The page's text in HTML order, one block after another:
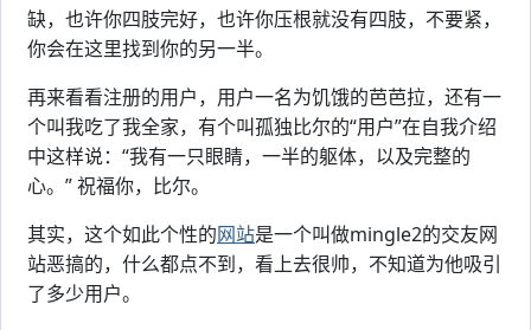
缺，也许你四肢完好，也许你压根就没有四肢，不要紧，
你会在这里找到你的另一半。
再来看看注册的用户，用户一名为饥饿的芭芭拉，还有一
个叫我吃了我全家，有个叫孤独比尔的“用户”在自我介绍
中这样说：“我有一只眼睛，一半的躯体，以及完整的
心。” 祝福你，比尔。
其实，这个如此个性的网站是一个叫做mingle2的交友网
站恶搞的，什么都点不到，看上去很帅，不知道为他吸引
了多少用户。